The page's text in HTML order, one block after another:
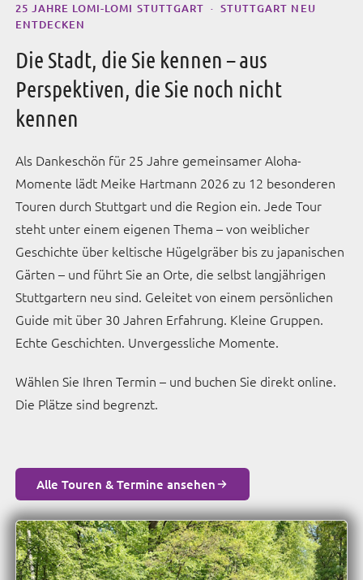
25 JAHRE LOMI-LOMI STUTTGART · STUTTGART NEU
ENTDECKEN
Die Stadt, die Sie kennen – aus
Perspektiven, die Sie noch nicht
kennen
Als Dankeschön für 25 Jahre gemeinsamer Aloha-
Momente lädt Meike Hartmann 2026 zu 12 besonderen
Touren durch Stuttgart und die Region ein. Jede Tour
steht unter einem eigenen Thema – von weiblicher
Geschichte über keltische Hügelgräber bis zu japanischen
Gärten – und führt Sie an Orte, die selbst langjährigen
Stuttgartern neu sind. Geleitet von einem persönlichen
Guide mit über 30 Jahren Erfahrung. Kleine Gruppen.
Echte Geschichten. Unvergessliche Momente.
Wählen Sie Ihren Termin – und buchen Sie direkt online.
Die Plätze sind begrenzt.
Alle Touren & Termine ansehen